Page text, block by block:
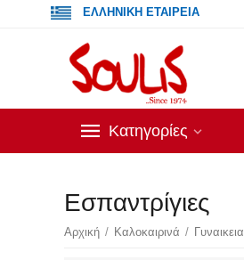
ΕΛΛΗΝΙΚΗ ΕΤΑΙΡΕΙΑ
Κατηγορίες
Εσπαντρίγιες
Αρχική / Καλοκαιρινά / Γυναικεια